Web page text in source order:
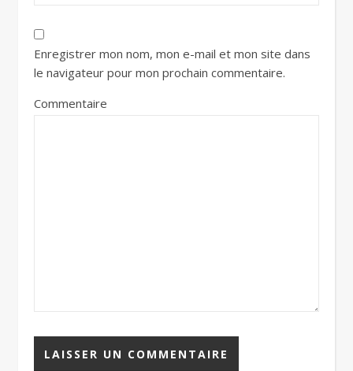
Enregistrer mon nom, mon e-mail et mon site dans
le navigateur pour mon prochain commentaire.
Commentaire